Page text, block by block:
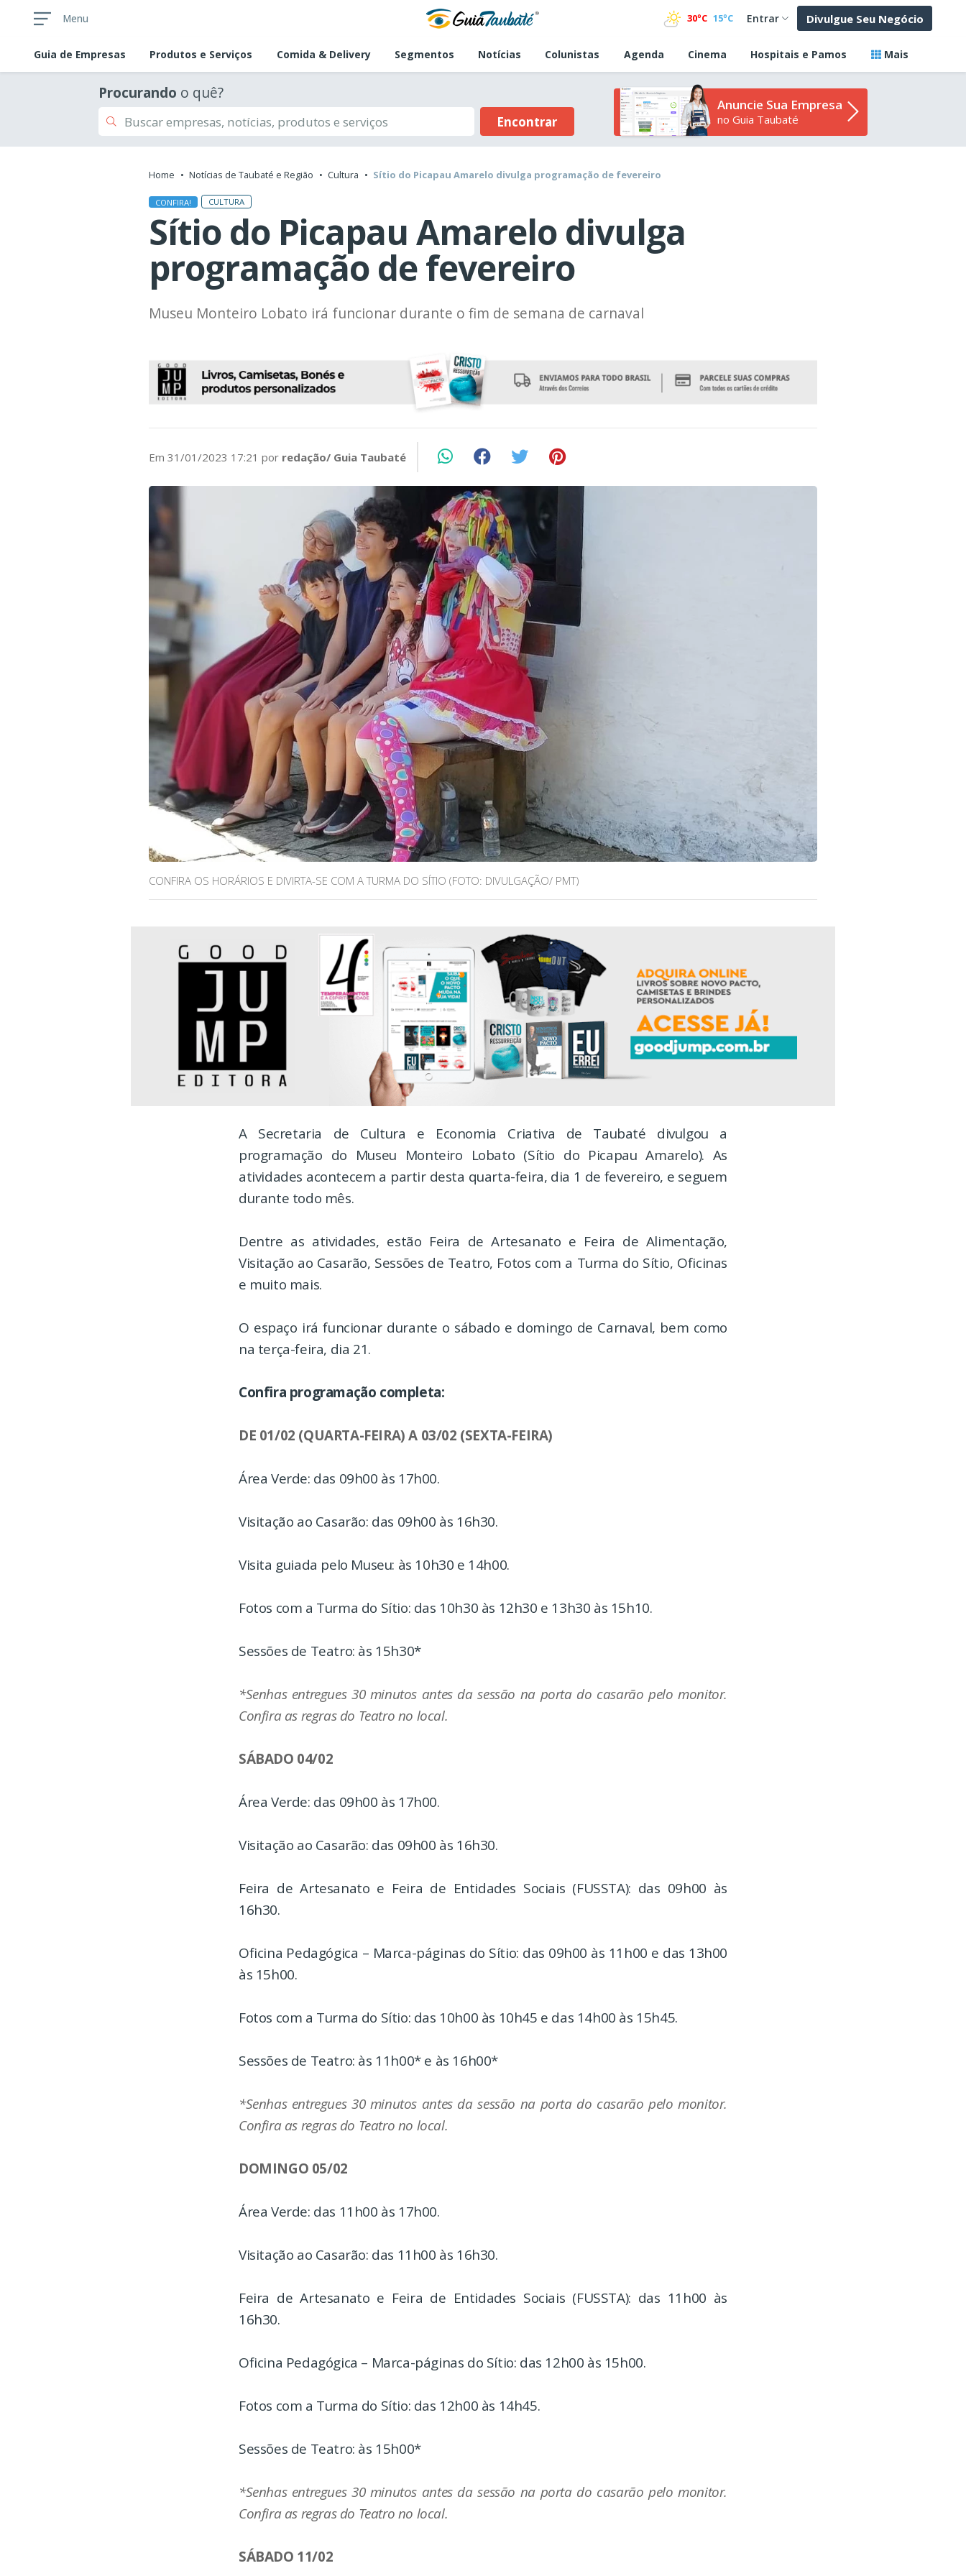
Menu 30ºC 15ºC Entrar Divulgue Seu Negócio
Guia de Empresas Produtos e Serviços Comida & Delivery Segmentos Notícias Colunistas Agenda Cinema Hospitais e Pamos Mais
Procurando o quê?
Encontrar
Anuncie Sua Empresa
no Guia Taubaté
Home Notícias de Taubaté e Região Cultura Sítio do Picapau Amarelo divulga programação de fevereiro
CONFIRA! CULTURA
Sítio do Picapau Amarelo divulga
programação de fevereiro
Museu Monteiro Lobato irá funcionar durante o fim de semana de carnaval
Em 31/01/2023 17:21 por redação/ Guia Taubaté
CONFIRA OS HORÁRIOS E DIVIRTA-SE COM A TURMA DO SÍTIO (FOTO: DIVULGAÇÃO/ PMT)
A Secretaria de Cultura e Economia Criativa de Taubaté divulgou a
programação do Museu Monteiro Lobato (Sítio do Picapau Amarelo). As
atividades acontecem a partir desta quarta-feira, dia 1 de fevereiro, e seguem
durante todo mês.
Dentre as atividades, estão Feira de Artesanato e Feira de Alimentação,
Visitação ao Casarão, Sessões de Teatro, Fotos com a Turma do Sítio, Oficinas
e muito mais.
O espaço irá funcionar durante o sábado e domingo de Carnaval, bem como
na terça-feira, dia 21.
Confira programação completa:
DE 01/02 (QUARTA-FEIRA) A 03/02 (SEXTA-FEIRA)
Área Verde: das 09h00 às 17h00.
Visitação ao Casarão: das 09h00 às 16h30.
Visita guiada pelo Museu: às 10h30 e 14h00.
Fotos com a Turma do Sítio: das 10h30 às 12h30 e 13h30 às 15h10.
Sessões de Teatro: às 15h30*
*Senhas entregues 30 minutos antes da sessão na porta do casarão pelo monitor.
Confira as regras do Teatro no local.
SÁBADO 04/02
Área Verde: das 09h00 às 17h00.
Visitação ao Casarão: das 09h00 às 16h30.
Feira de Artesanato e Feira de Entidades Sociais (FUSSTA): das 09h00 às
16h30.
Oficina Pedagógica – Marca-páginas do Sítio: das 09h00 às 11h00 e das 13h00
às 15h00.
Fotos com a Turma do Sítio: das 10h00 às 10h45 e das 14h00 às 15h45.
Sessões de Teatro: às 11h00* e às 16h00*
*Senhas entregues 30 minutos antes da sessão na porta do casarão pelo monitor.
Confira as regras do Teatro no local.
DOMINGO 05/02
Área Verde: das 11h00 às 17h00.
Visitação ao Casarão: das 11h00 às 16h30.
Feira de Artesanato e Feira de Entidades Sociais (FUSSTA): das 11h00 às
16h30.
Oficina Pedagógica – Marca-páginas do Sítio: das 12h00 às 15h00.
Fotos com a Turma do Sítio: das 12h00 às 14h45.
Sessões de Teatro: às 15h00*
*Senhas entregues 30 minutos antes da sessão na porta do casarão pelo monitor.
Confira as regras do Teatro no local.
SÁBADO 11/02